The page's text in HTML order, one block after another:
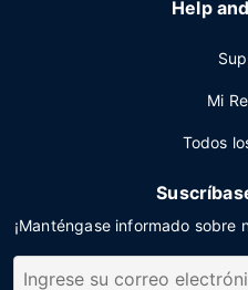
Help
Mi
Todos
¡Manténgase informado sobre